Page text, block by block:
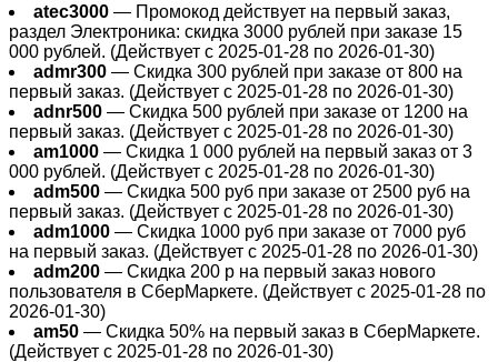
atec3000 — Промокод действует на первый заказ,
раздел Электроника: скидка 3000 рублей при заказе 15
000 рублей. (Действует с 2025-01-28 по 2026-01-30)
admr300 — Скидка 300 рублей при заказе от 800 на
первый заказ. (Действует с 2025-01-28 по 2026-01-30)
adnr500 — Скидка 500 рублей при заказе от 1200 на
первый заказ. (Действует с 2025-01-28 по 2026-01-30)
am1000 — Скидка 1 000 рублей на первый заказ от 3
000 рублей. (Действует с 2025-01-28 по 2026-01-30)
adm500 — Скидка 500 руб при заказе от 2500 руб на
первый заказ. (Действует с 2025-01-28 по 2026-01-30)
adm1000 — Скидка 1000 руб при заказе от 7000 руб
на первый заказ. (Действует с 2025-01-28 по 2026-01-30)
adm200 — Cкидка 200 р на первый заказ нового
пользователя в СберМаркете. (Действует с 2025-01-28 по
2026-01-30)
am50 — Скидка 50% на первый заказ в СберМаркете.
(Действует с 2025-01-28 по 2026-01-30)